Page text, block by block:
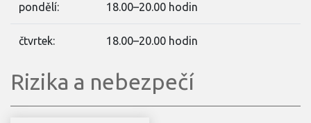
pondělí: 18.00–20.00 hodin
čtvrtek: 18.00–20.00 hodin
Rizika a nebezpečí